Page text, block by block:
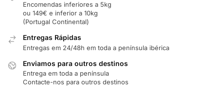
Encomendas inferiores a 5kg
ou 149€ e inferior a 10kg
(Portugal Continental)
Entregas Rápidas
Entregas em 24/48h em toda a península ibérica
Enviamos para outros destinos
Entrega em toda a península
Contacte-nos para outros destinos